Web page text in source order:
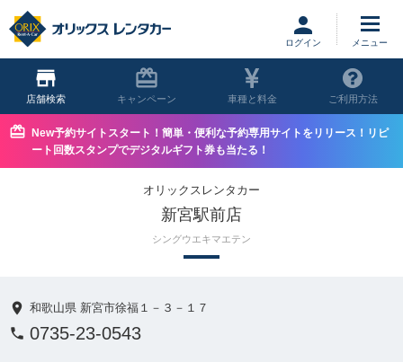
ログイン
店舗 キャンペーン 車種と料金 ご利用方法
New予約サイトスタート！簡単・便利な予約専用サイトをリリース！リピ
ート回数スタンプでデジタルギフト券も当たる！
オリックスレンタカー
新宮駅前店
シングウエキマエテン
和歌山県 新宮市徐福１－３－１７
0735-23-0543